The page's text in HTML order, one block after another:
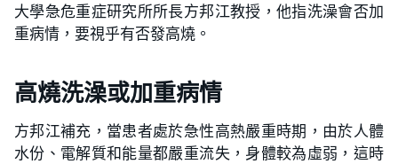
大學急危重症研究所所長方邦江教授，他指洗澡會否加
重病情，要視乎有否發高燒。
高燒洗澡或加重病情
方邦江補充，當患者處於急性高熱嚴重時期，由於人體
水份、電解質和能量都嚴重流失，身體較為虛弱，這時